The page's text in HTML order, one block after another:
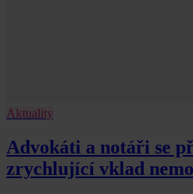
Aktuality
Advokáti a notáři se
zrychlující vklad